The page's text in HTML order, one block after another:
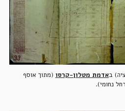
באדמת מטלון-קרסו
נחומי).